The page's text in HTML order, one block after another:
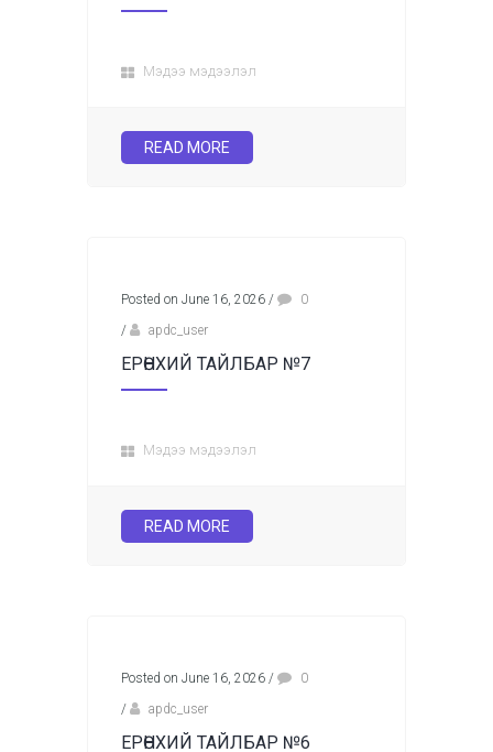
Мэдээ мэдээлэл
READ MORE
Posted on June 16, 2026 /
0
/
apdc_user
ЕРӨНХИЙ ТАЙЛБАР №7
Мэдээ мэдээлэл
READ MORE
Posted on June 16, 2026 /
0
/
apdc_user
ЕРӨНХИЙ ТАЙЛБАР №6